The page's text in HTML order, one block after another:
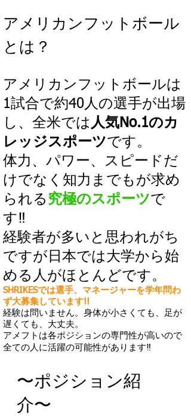
アメリカンフットボール
とは？
アメリカンフットボールは
1試合で約40人の選手が出場
し、全米では 人気No.1のカ
レッジスポーツです。
体力、パワー、スピードだ
けでなく知力までもが求め
られる 究極のスポーツで
す‼︎
経験者が多いと思われがち
ですが日本では大学から始
める人がほとんどです。
SHRIKESでは選手、マネージャーを学年問わ
ず大募集しています!!
経験は問いません。身体が小さくても、足が
遅くても、大丈夫。
アメフトは各ポジションの専門性が高いので
全ての人に活躍の可能性があります‼︎
〜ポジション紹
介〜